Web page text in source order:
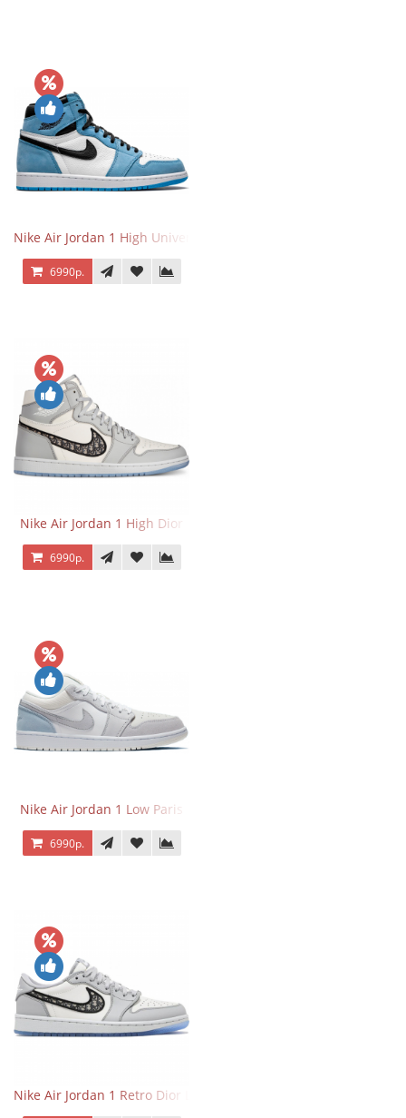
Nike Air Jordan 1 High University Blue
6990р.
Nike Air Jordan 1 High Dior
6990р.
Nike Air Jordan 1 Low Paris
6990р.
Nike Air Jordan 1 Retro Dior Low